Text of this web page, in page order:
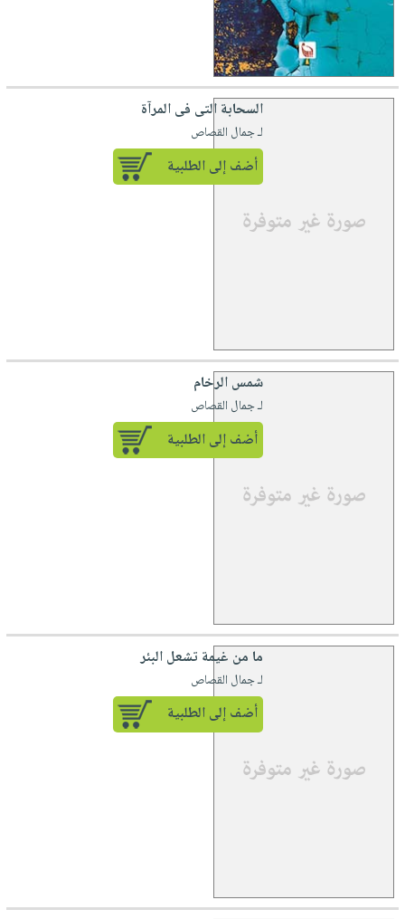
السحابة التى فى المرآة
لـ جمال القصاص
أضف إلى الطلبية
شمس الرخام
لـ جمال القصاص
أضف إلى الطلبية
ما من غيمة تشعل البئر
لـ جمال القصاص
أضف إلى الطلبية